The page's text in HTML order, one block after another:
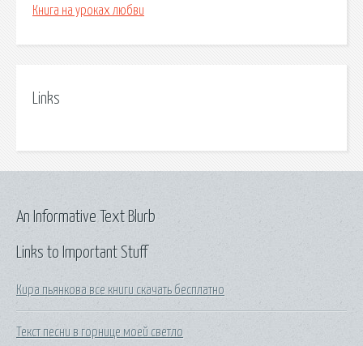
Книга на уроках любви
Links
Links to Important Stuff
Кира пьянкова все книги скачать бесплатно
Текст песни в горнице моей светло
An Informative Text Blurb